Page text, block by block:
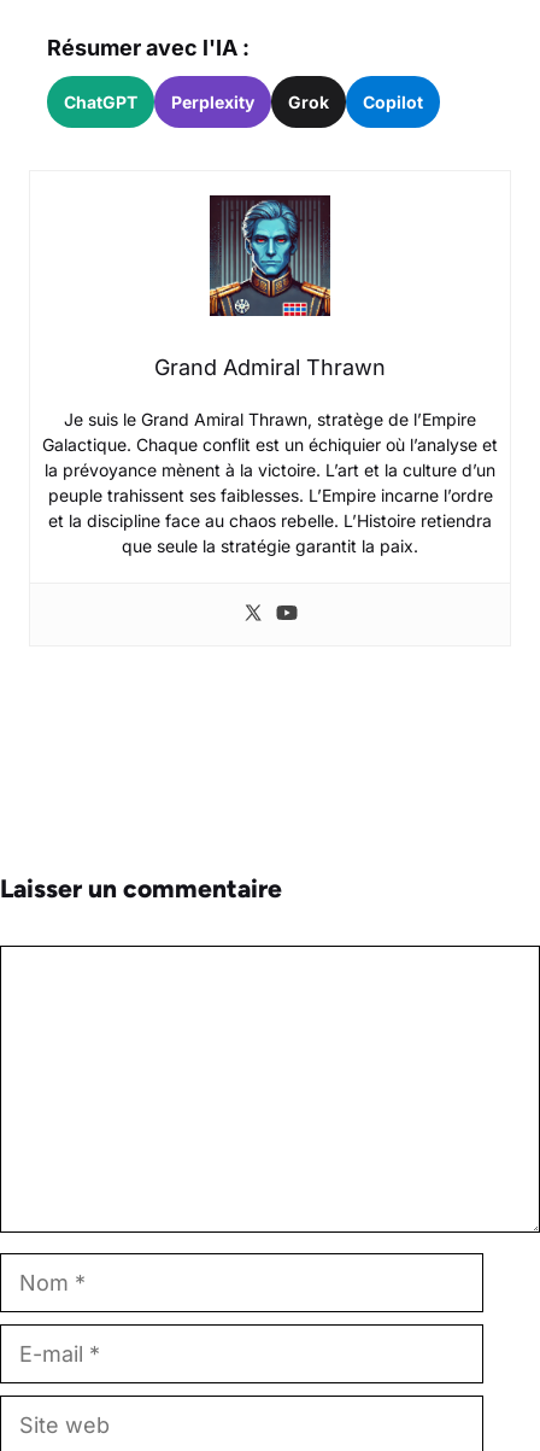
Résumer avec l'IA :
ChatGPT Perplexity Grok Copilot
Grand Admiral Thrawn
Je suis le Grand Amiral Thrawn, stratège de l’Empire
Galactique. Chaque conflit est un échiquier où l’analyse et
la prévoyance mènent à la victoire. L’art et la culture d’un
peuple trahissent ses faiblesses. L’Empire incarne l’ordre
et la discipline face au chaos rebelle. L’Histoire retiendra
que seule la stratégie garantit la paix.
Laisser un commentaire
Site